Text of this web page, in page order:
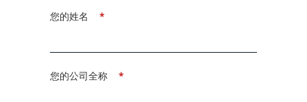
*
您的姓名
*
您的公司全称